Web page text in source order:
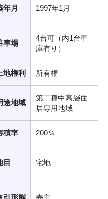
年月 1997年1月
車場
4台可（内1台車
庫有り）
地権利 所有権
途地域
第二種中高層住
居専用地域
積率 200％
目 宅地
引形態 売主